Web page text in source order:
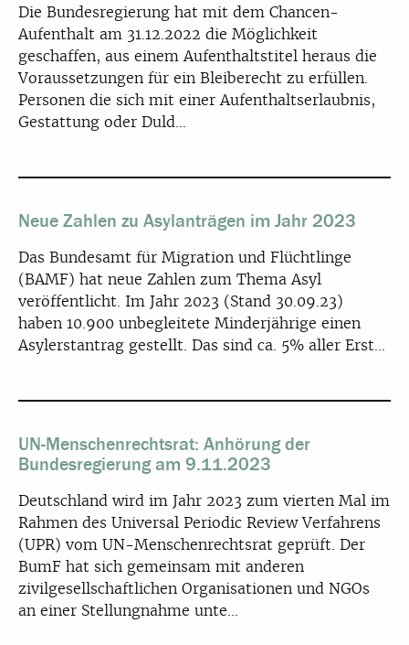
Die Bundesregierung hat mit dem Chancen-
Aufenthalt am 31.12.2022 die Möglichkeit
geschaffen, aus einem Aufenthaltstitel heraus die
Voraussetzungen für ein Bleiberecht zu erfüllen.
Personen die sich mit einer Aufenthaltserlaubnis,
Gestattung oder Duld...
Neue Zahlen zu Asylanträgen im Jahr 2023
Das Bundesamt für Migration und Flüchtlinge
(BAMF) hat neue Zahlen zum Thema Asyl
veröffentlicht. Im Jahr 2023 (Stand 30.09.23)
haben 10.900 unbegleitete Minderjährige einen
Asylerstantrag gestellt. Das sind ca. 5% aller Erst...
UN-Menschenrechtsrat: Anhörung der
Bundesregierung am 9.11.2023
Deutschland wird im Jahr 2023 zum vierten Mal im
Rahmen des Universal Periodic Review Verfahrens
(UPR) vom UN-Menschenrechtsrat geprüft. Der
BumF hat sich gemeinsam mit anderen
zivilgesellschaftlichen Organisationen und NGOs
an einer Stellungnahme unte...